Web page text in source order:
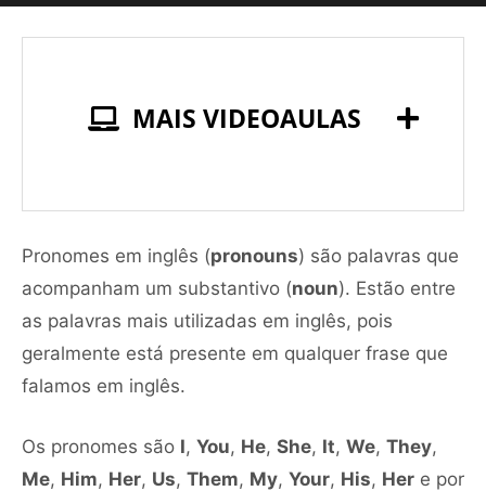
MAIS VIDEOAULAS
Pronomes em inglês (pronouns) são palavras que
acompanham um substantivo (noun). Estão entre
as palavras mais utilizadas em inglês, pois
geralmente está presente em qualquer frase que
falamos em inglês.
Os pronomes são I, You, He, She, It, We, They,
Me, Him, Her, Us, Them, My, Your, His, Her e por